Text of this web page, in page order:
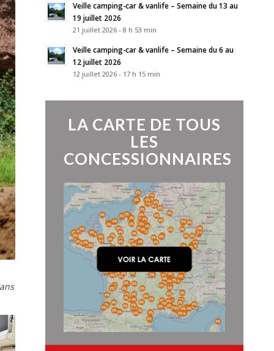
Veille camping-car & vanlife – Semaine du 13 au
19 juillet 2026
21 juillet 2026 - 8 h 53 min
Veille camping-car & vanlife – Semaine du 6 au
12 juillet 2026
12 juillet 2026 - 17 h 15 min
LA CARTE DE TOUS
LES
CONCESSIONNAIRES